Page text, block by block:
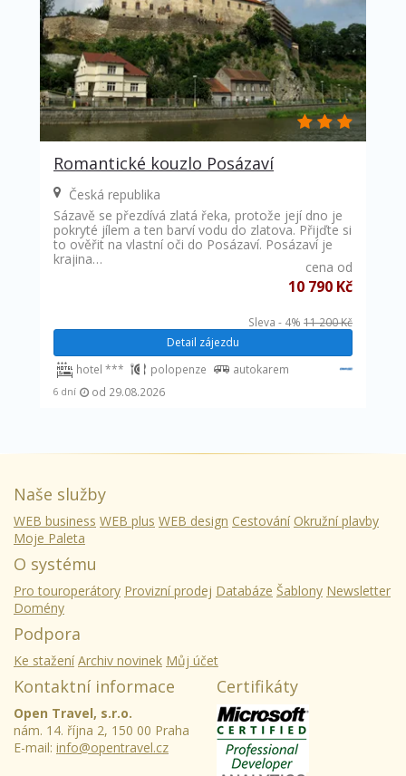
Romantické kouzlo Posázaví
Česká republika
Sázavě se přezdívá zlatá řeka, protože její dno je
pokryté jílem a ten barví vodu do zlatova. Přijďte si
to ověřit na vlastní oči do Posázaví. Posázaví je
krajina…
cena od
10 790 Kč
Sleva - 4% 11 200 Kč
Detail zájezdu
hotel *** polopenze
autokarem
od 29.08.2026
6 dní
Naše služby
WEB business WEB plus WEB design Cestování Okružní plavby
Moje Paleta
O systému
Pro touroperátory Provizní prodej Databáze Šablony Newsletter
Domény
Podpora
Ke stažení Archiv novinek Můj účet
Kontaktní informace
Open Travel, s.r.o.
nám. 14. října 2, 150 00 Praha
E-mail: info@opentravel.cz
Certifikáty